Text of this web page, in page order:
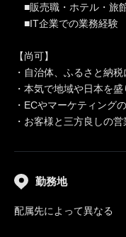
■販売職・ホテル・旅
■IT企業での業務経験
【尚可】
・自治体、ふるさと納
・本気で地域や日本を
・ECやマーケティング
・お客様と三方良しの
勤務地
配属先によって異なる